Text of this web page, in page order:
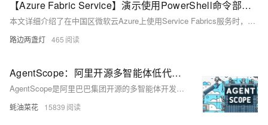
【Azure Fabric Service】演示使用PowerShell命令部署SF应用程序(.NET)
本文详细介绍了在中国区微软云Azure上使用Service Fabrics服务时，通过PowerShell命令发布.NET应用的全过程。由于Visual Studio 2022无法直接发布应用，需借助PowerShell脚本完成部署。文章分三步讲解：首先在Visual Studio 2022中打包应用部署包，其次连接SF集群并上传部署包，最后注册应用类型、创建实例并启动服务。过程中涉及关键参数如服务器证书指纹和服务端证书指纹的获取，并附带图文说明，便于操作。参考官方文档，帮助用户成功部署并运行服务。
路边两盏灯 465
AgentScope：阿里开源多智能体低代码开发平台，支持一键导出源码、多种模型API和本地模型部署
AgentScope是阿里巴巴集团开源的多智能体开发平台，旨在帮助开发者轻松构建和部署多智能体应用。该平台提供分布式支持，内置多种模型API和本地模型部署选项，支持多模态数据处理。
蚝油菜花 15839